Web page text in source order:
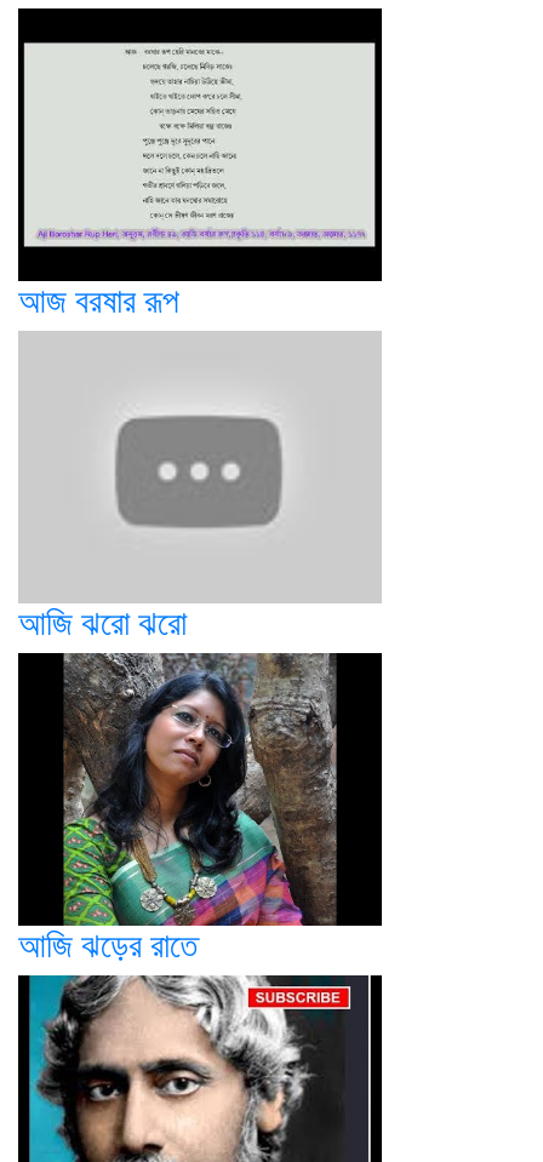
আজ বরষার রূপ
আজি ঝরো ঝরো
আজি ঝড়ের রাতে